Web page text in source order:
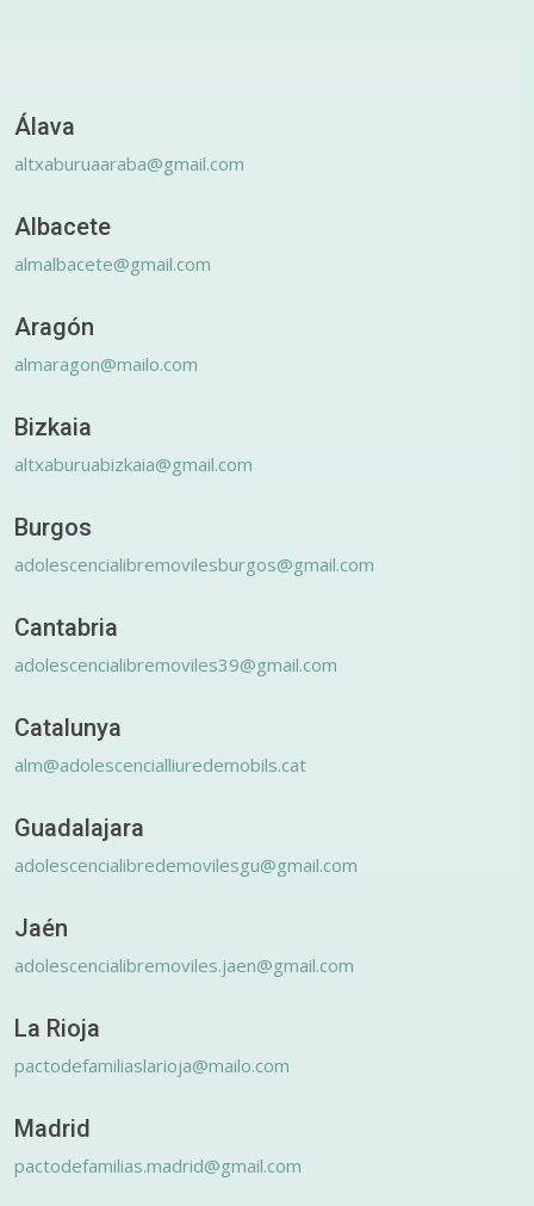
Álava
altxaburuaaraba@gmail.com
Albacete
almalbacete@gmail.com
Aragón
almaragon@mailo.com
Bizkaia
altxaburuabizkaia@gmail.com
Burgos
adolescencialibremovilesburgos@gmail.com
Cantabria
adolescencialibremoviles39@gmail.com
Catalunya
alm@adolescencialliuredemobils.cat
Guadalajara
adolescencialibredemovilesgu@gmail.com
Jaén
adolescencialibremoviles.jaen@gmail.com
La Rioja
pactodefamiliaslarioja@mailo.com
Madrid
pactodefamilias.madrid@gmail.com